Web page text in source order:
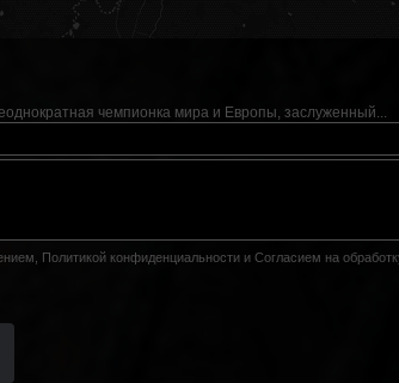
чемпионка мира и Европы, заслуженный...
Политикой конфиденциальностии Согласием на